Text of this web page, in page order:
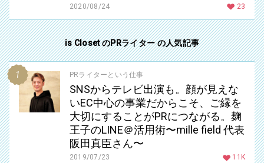
2020/08/24 23
is Closet のPRライター の人気記事
PRライターという仕事
SNSからテレビ出演も。顔が見えな
いEC中心の事業だからこそ、ご縁を
大切にすることがPRにつながる。麹
王子のLINE＠活用術〜mille field 代表
阪田真臣さん〜
2019/07/23 11K